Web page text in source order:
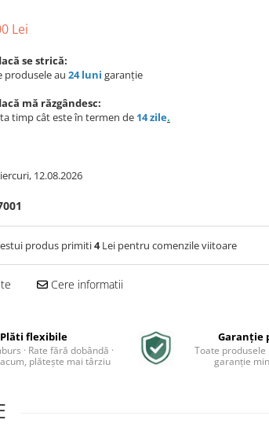
Lei
se strică:
produsele au 24 luni garanție
mă răzgândesc:
timp cât este în termen de 14 zile.
12.08.2026
produs primiti4Lei pentru comenzile viitoare
Cere informatii
Plăti flexibile
· Rate fără dobândă ·
plătește mai târziu
Garanție
Toate produsele
garanție